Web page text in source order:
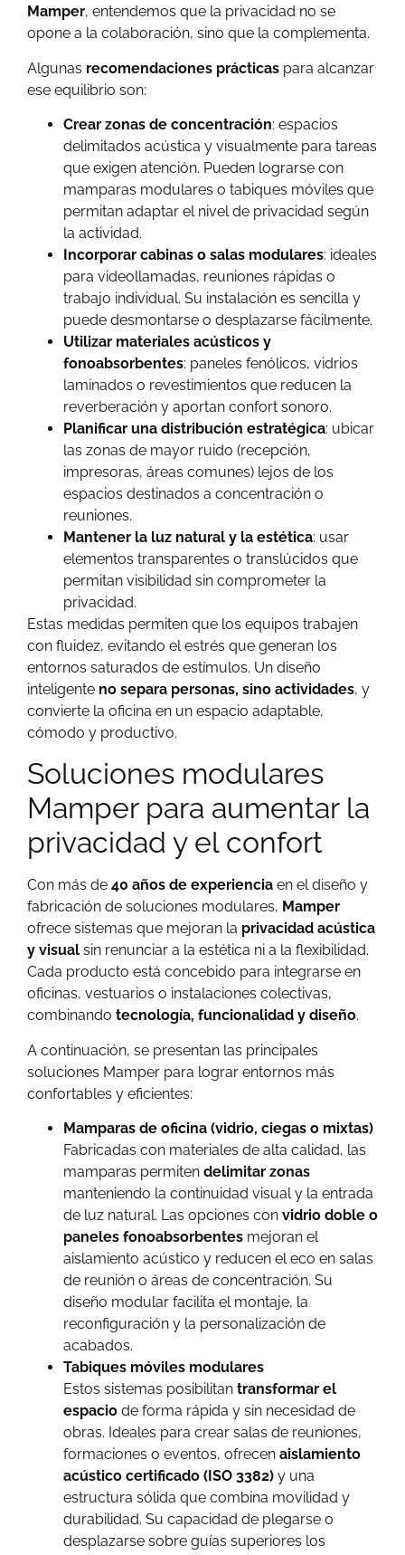
Mamper, entendemos que la privacidad no se
opone a la colaboración, sino que la complementa.
Algunas recomendaciones prácticas para alcanzar
ese equilibrio son:
Crear zonas de concentración: espacios
delimitados acústica y visualmente para tareas
que exigen atención. Pueden lograrse con
mamparas modulares o tabiques móviles que
permitan adaptar el nivel de privacidad según
la actividad.
Incorporar cabinas o salas modulares: ideales
para videollamadas, reuniones rápidas o
trabajo individual. Su instalación es sencilla y
puede desmontarse o desplazarse fácilmente.
Utilizar materiales acústicos y
fonoabsorbentes: paneles fenólicos, vidrios
laminados o revestimientos que reducen la
reverberación y aportan confort sonoro.
Planificar una distribución estratégica: ubicar
las zonas de mayor ruido (recepción,
impresoras, áreas comunes) lejos de los
espacios destinados a concentración o
reuniones.
Mantener la luz natural y la estética: usar
elementos transparentes o translúcidos que
permitan visibilidad sin comprometer la
privacidad.
Estas medidas permiten que los equipos trabajen
con fluidez, evitando el estrés que generan los
entornos saturados de estímulos. Un diseño
inteligente no separa personas, sino actividades, y
convierte la oficina en un espacio adaptable,
cómodo y productivo.
Soluciones modulares
Mamper para aumentar la
privacidad y el confort
Con más de 40 años de experiencia en el diseño y
fabricación de soluciones modulares, Mamper
ofrece sistemas que mejoran la privacidad acústica
y visual sin renunciar a la estética ni a la flexibilidad.
Cada producto está concebido para integrarse en
oficinas, vestuarios o instalaciones colectivas,
combinando tecnología, funcionalidad y diseño.
A continuación, se presentan las principales
soluciones Mamper para lograr entornos más
confortables y eficientes:
Mamparas de oficina (vidrio, ciegas o mixtas)
Fabricadas con materiales de alta calidad, las
mamparas permiten delimitar zonas
manteniendo la continuidad visual y la entrada
de luz natural. Las opciones con vidrio doble o
paneles fonoabsorbentes mejoran el
aislamiento acústico y reducen el eco en salas
de reunión o áreas de concentración. Su
diseño modular facilita el montaje, la
reconfiguración y la personalización de
acabados.
Tabiques móviles modulares
Estos sistemas posibilitan transformar el
espacio de forma rápida y sin necesidad de
obras. Ideales para crear salas de reuniones,
formaciones o eventos, ofrecen aislamiento
acústico certificado (ISO 3382) y una
estructura sólida que combina movilidad y
durabilidad. Su capacidad de plegarse o
desplazarse sobre guías superiores los